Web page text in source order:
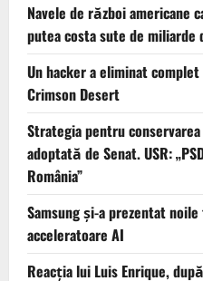
Navele de război americane
putea costa sute de miliarde
Un hacker a eliminat
Crimson Desert
Strategia pentru
adoptată de Senat. USR:
România”
Samsung și-a prezentat
acceleratoare AI
Reacția lui Luis Enrique,